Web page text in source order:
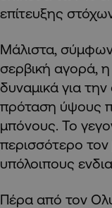
επίτευξης
Μάλιστα,
σερβική αγορά,
δυναμικά για
πρόταση ύψους
μπόνους. Το
περισσότερο
υπόλοιπους
Πέρα από τον